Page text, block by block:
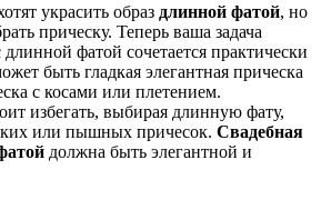
украсить образ длинной фатой, но
прическу. Теперь ваша задача
длинной фатой сочетается практически
быть гладкая элегантная прическа
с косами или плетением.
избегать, выбирая длинную фату,
или пышных причесок. Свадебная
должна быть элегантной и